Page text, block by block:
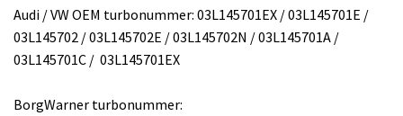
Audi / VW OEM turbonummer: 03L145701EX / 03L145701E /
03L145702 / 03L145702E / 03L145702N / 03L145701A /
03L145701C / 03L145701EX
BorgWarner turbonummer: